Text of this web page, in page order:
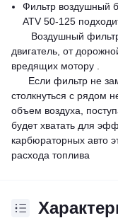
Фильтр воздушный
ATV 50-125
Воздушный фильтр
двигатель, от
вредящих мотору .
Если фильтр не
столкнуться с рядом
объем воздуха,
будет хватать для
карбюраторных авто
расхода топлива